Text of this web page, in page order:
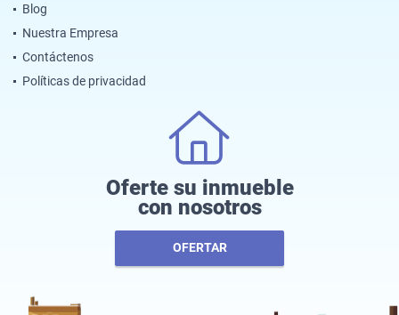
Blog
Nuestra Empresa
Contáctenos
Políticas de privacidad
Oferte su inmueble
con nosotros
OFERTAR